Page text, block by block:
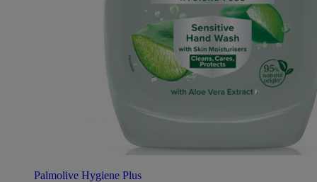
Palmolive Hygiene Plus